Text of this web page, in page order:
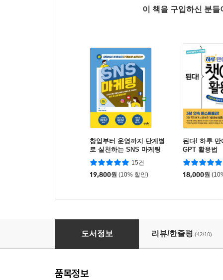
이 책을 구입하신 분
창업부터 운영까지 단계별
로 실천하는 SNS 마케팅
15건
19,800원 (10% 할인)
된다! 하루
GPT 활용법
18,000원
된다! 블로그 10분 작성법
도서정보 리뷰/한줄평 (42/10)
품목정보